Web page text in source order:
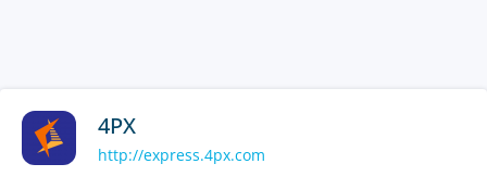
4PX
http://express.4px.com